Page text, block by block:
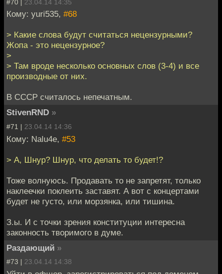
#70 | 23.04.14 14:35
Кому: yuri535, #68
> Какие слова будут считаться нецензурными?
Жопа - это нецензурное?
>
> Там вроде несколько основных слов (3-4) и все
производные от них.
В СССР считалось непечатным.
StivenRND »
#71 | 23.04.14 14:36
Кому: Nalu4e, #53
> А, Шнур? Шнур, что делать то будет!?
Тоже волнуюсь. Продавать то не запретят, только
наклеечки поклеить заставят. А вот с концертами
будет не густо, или морзянка, или тишина.
З.ы. И с точки зрения конституции интересна
законность творимого в думе.
Раздающий »
#73 | 23.04.14 14:38